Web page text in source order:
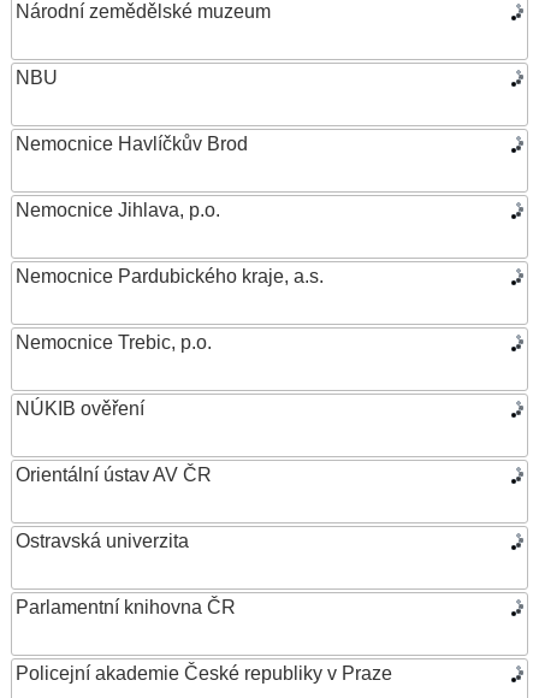
Národní zemědělské muzeum
NBU
Nemocnice Havlíčkův Brod
Nemocnice Jihlava, p.o.
Nemocnice Pardubického kraje, a.s.
Nemocnice Trebic, p.o.
NÚKIB ověření
Orientální ústav AV ČR
Ostravská univerzita
Parlamentní knihovna ČR
Policejní akademie České republiky v Praze